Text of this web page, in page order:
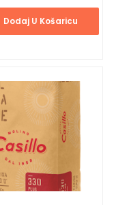
Dodaj U Košaricu